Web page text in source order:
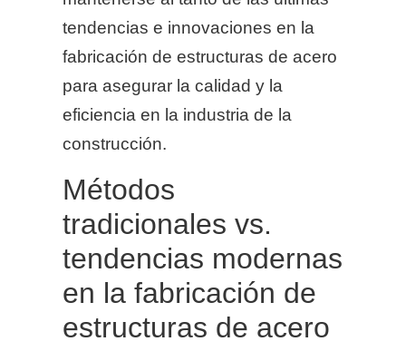
tendencias e innovaciones en la
fabricación de estructuras de acero
para asegurar la calidad y la
eficiencia en la industria de la
construcción.
Métodos
tradicionales vs.
tendencias modernas
en la fabricación de
estructuras de acero